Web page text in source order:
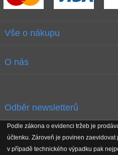
Vše o nákupu
Obchodní podmínky
Reklamační řád
O nás
Koho podporujeme
Odběr newsletterů
Podle zákona o evidenci tržeb je
účtenku. Zároveň je povinen zaevidovat
v případě technického výpadku pak